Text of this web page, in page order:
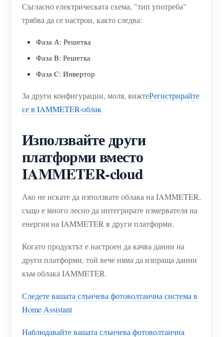
Съгласно електрическата схема, "тип употреба"
трябва да се настрои, както следва:
Фаза А: Решетка
Фаза B: Решетка
Фаза C: Инвертор
За други конфигурации, моля, вижтеРегистрирайте
се в IAMMETER-облак
Използвайте други
платформи вместо
IAMMETER-cloud
Ако не искате да използвате облака на IAMMETER,
също е много лесно да интегрирате измервателя на
енергия на IAMMETER в други платформи.
Когато продуктът е настроен да качва данни на
други платформи, той вече няма да изпраща данни
към облака IAMMETER.
Следете вашата слънчева фотоволтаична система в
Home Assistant
Наблюдавайте вашата слънчева фотоволтаична